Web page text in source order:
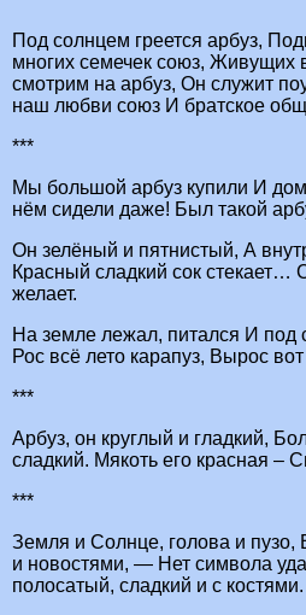
Под солнцем греется арбуз,
многих семечек союз, Живущих
смотрим на арбуз, Он служит
наш любви союз И братское
***
Мы большой арбуз купили И
нём сидели даже! Был такой
Он зелёный и пятнистый, А
Красный сладкий сок стекает…
желает.
На земле лежал, питался И
Рос всё лето карапуз, Вырос вот
***
Арбуз, он круглый и гладкий,
сладкий. Мякоть его красная –
***
Земля и Солнце, голова и пузо,
и новостями, — Нет символа
полосатый, сладкий и с костями.